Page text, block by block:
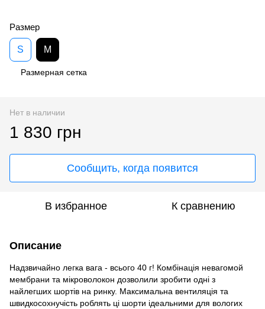
Размер
S M
Размерная сетка
Нет в наличии
1 830 грн
Сообщить, когда появится
В избранное К сравнению
Описание
Надзвичайно легка вага - всього 40 г! Комбінація невагомой
мембрани та мікроволокон дозволили зробити одні з
найлегших шортів на ринку. Максимальна вентиляція та
швидкосохнучість роблять ці шорти ідеальними для вологих